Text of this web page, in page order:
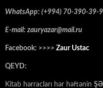
WhatsApp: (+994) 70-390-39-
E-mail: zauryazar@mail.ru
Facebook: >>>> Zaur Ustac
QEYD:
Kitab hərracları hər həftənin